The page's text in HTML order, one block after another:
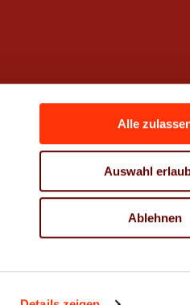
Alle
Auswahl
Ablehnen